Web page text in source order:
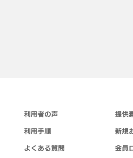
利用者の声
利用手順
よくある質問
提供
新規
会員